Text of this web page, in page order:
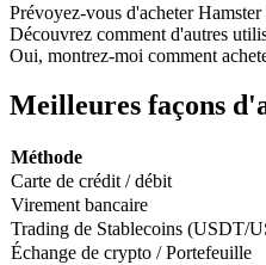
Futures USDC
Prévoyez-vous d'acheter
Découvrez comment d'autres
Oui, montrez-moi comment
Meilleures façons
Méthode
Carte de crédit / débit
Virement bancaire
Trading de Stablecoins (USDT/
Échange de crypto / Portefeuille